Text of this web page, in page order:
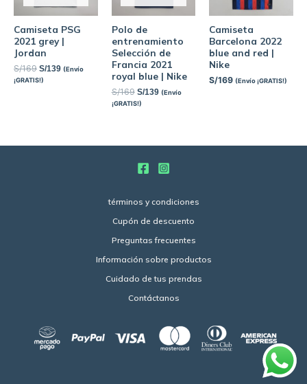
Camiseta PSG
2021 grey |
Jordan
S/169 S/139 (Envío
¡GRATIS!)
Polo de
entrenamiento
Selección de
Francia 2021
royal blue | Nike
S/169 S/139 (Envío
¡GRATIS!)
Camiseta
Barcelona 2022
blue and red |
Nike
S/169 (Envío ¡GRATIS!)
términos y condiciones
Cupón de descuento
Preguntas frecuentes
Información sobre productos
Cuidado de tus prendas
Contáctanos